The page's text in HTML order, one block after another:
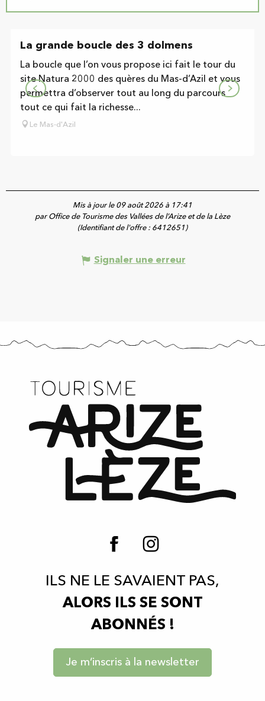
La grande boucle des 3 dolmens
La boucle que l’on vous propose ici fait le tour du
site Natura 2000 des quères du Mas-d’Azil et vous
permettra d’observer tout au long du parcours
tout ce qui fait la richesse...
Le Mas-d'Azil
Mis à jour le 09 août 2026 à 17:41
par Office de Tourisme des Vallées de l’Arize et de la Lèze
(Identifiant de l'offre : 6412651 )
Signaler une erreur
ILS NE LE SAVAIENT PAS,
ALORS ILS SE SONT
ABONNÉS !
Je m’inscris à la newsletter